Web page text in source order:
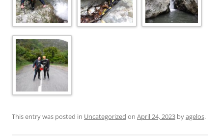
This entry was posted in Uncategorized on April 24, 2023 byagelos.